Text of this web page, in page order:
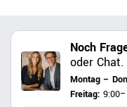
Noch
oder Chat.
Montag –
Freitag: